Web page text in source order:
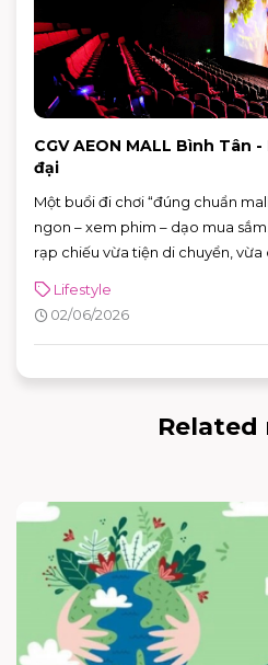
CGV AEON MALL Bình Tân
đại
Một buổi đi chơi “đúng chuẩn
ngon – xem phim – dạo mua
rạp chiếu vừa tiện di chuyển,
AEON MALL Bình Tân là điểm
đình, nhóm bạn lẫn các buổi hẹn
Lifestyle
02/06/2026
Related